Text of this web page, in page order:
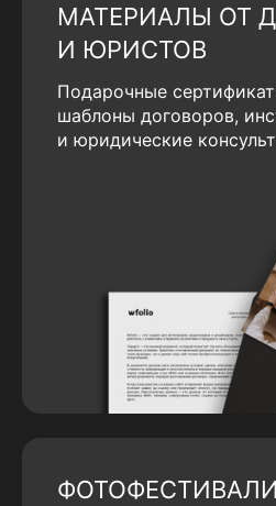
МАТЕРИАЛЫ ОТ
И ЮРИСТОВ
Подарочные
шаблоны договоров,
и юридические
ФОТОФЕСТИВАЛИ